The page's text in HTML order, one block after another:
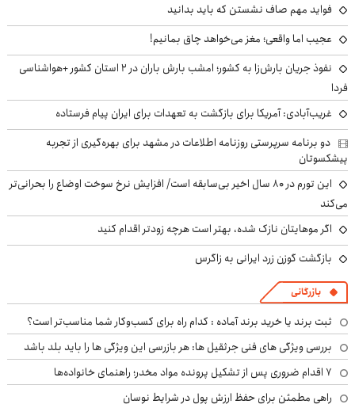
فواید مهم صاف نشستن که باید بدانید
عجیب اما واقعی؛ مغز می‌خواهد چاق بمانیم!
نفوذ جریان بارش‌زا به کشور؛ امشب بارش باران در ۲ استان کشور +هواشناسی
فردا
غریب‌آبادی: آمریکا برای بازگشت به تعهدات برای ایران پیام فرستاده
دو برنامه سرپرستی روزنامه اطلاعات در مشهد برای بهره‌گیری از تجربه
پیشکسوتان
این تورم در ۸۰ سال اخیر بی‌سابقه است/ افزایش نرخ سوخت اوضاع را بحرانی‌تر
می‌کند
اگر موهایتان نازک شده، بهتر است هرچه زودتر اقدام کنید
بازگشت گوزن زرد ایرانی به زاگرس
بازرگانی
ثبت برند یا خرید برند آماده : کدام راه برای کسب‌وکار شما مناسب‌تر است؟
بررسی ویژگی های فنی جرثقیل ها: هر بازرسی این ویژگی ها را باید بلد باشد
۷ اقدام ضروری پس از تشکیل پرونده مواد مخدر؛ راهنمای خانواده‌ها
راهی مطمئن برای حفظ ارزش پول در شرایط نوسان